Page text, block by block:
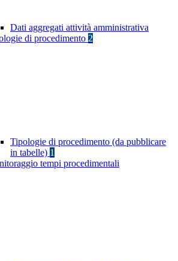
Dati aggregati attività amministrativa
di procedimento 2
Tipologie di procedimento (da pubblicare
in tabelle) 1
tempi procedimentali